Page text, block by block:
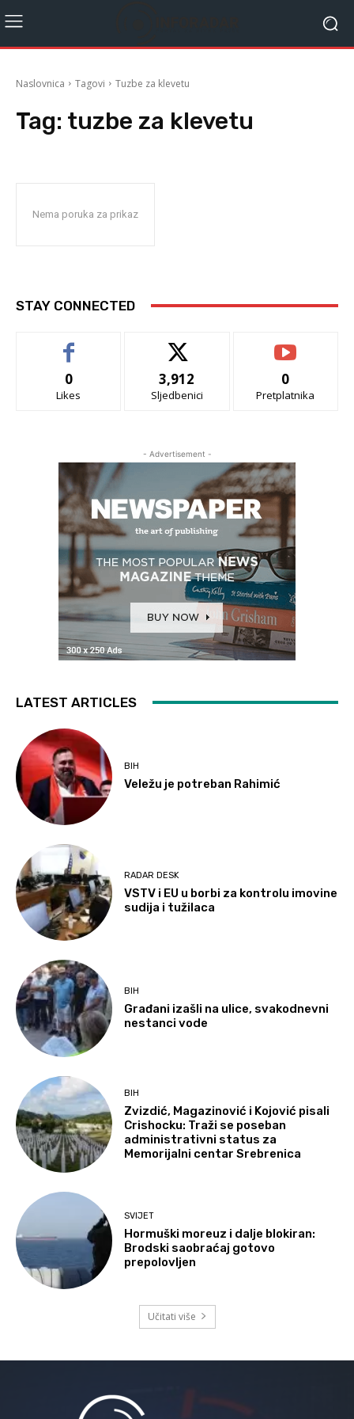
Naslovnica Tagovi Tuzbe za klevetu
Tag: tuzbe za klevetu
Nema poruka za prikaz
STAY CONNECTED
0
Likes
3,912
Sljedbenici
0
Pretplatnika
- Advertisement -
LATEST ARTICLES
BIH
Veležu je potreban Rahimić
RADAR DESK
VSTV i EU u borbi za kontrolu imovine
sudija i tužilaca
BIH
Građani izašli na ulice, svakodnevni
nestanci vode
BIH
Zvizdić, Magazinović i Kojović pisali
Crishocku: Traži se poseban
administrativni status za
Memorijalni centar Srebrenica
SVIJET
Hormuški moreuz i dalje blokiran:
Brodski saobraćaj gotovo
prepolovljen
Učitati više